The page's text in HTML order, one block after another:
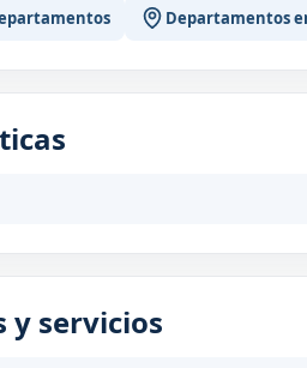
Departamentos
y servicios